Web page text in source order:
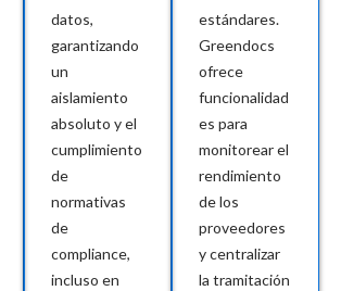
datos,
garantizando
un
aislamiento
absoluto y el
cumplimiento
de
normativas
de
compliance,
incluso en
estándares.
Greendocs
ofrece
funcionalidad
es para
monitorear el
rendimiento
de los
proveedores
y centralizar
la tramitación